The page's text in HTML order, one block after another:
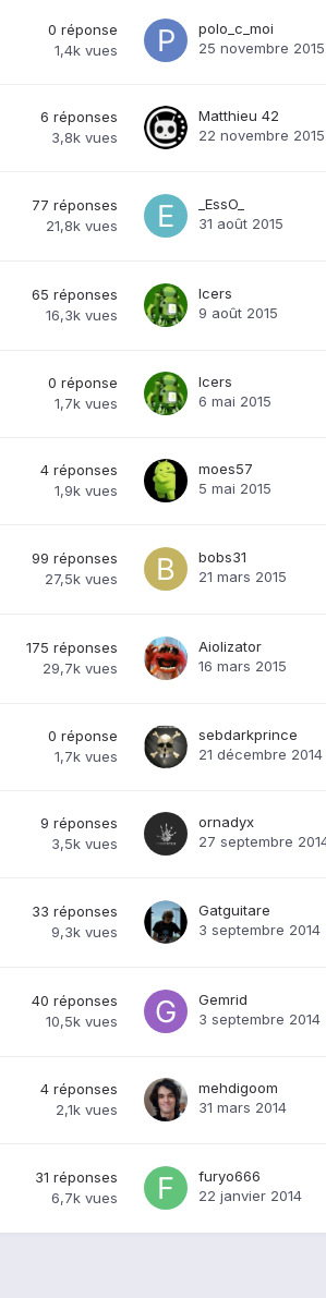
0 réponse
1,4k vues
polo_c_moi
25 novembre 2015
6 réponses
3,8k vues
Matthieu 42
22 novembre 2015
77 réponses
21,8k vues
_EssO_
31 août 2015
65 réponses
16,3k vues
Icers
9 août 2015
0 réponse
1,7k vues
Icers
6 mai 2015
4 réponses
1,9k vues
moes57
5 mai 2015
99 réponses
27,5k vues
bobs31
21 mars 2015
175 réponses
29,7k vues
Aiolizator
16 mars 2015
0 réponse
1,7k vues
sebdarkprince
21 décembre 2014
9 réponses
3,5k vues
ornadyx
27 septembre
33 réponses
9,3k vues
Gatguitare
3 septembre 2014
40 réponses
10,5k vues
Gemrid
3 septembre 2014
4 réponses
2,1k vues
mehdigoom
31 mars 2014
31 réponses
6,7k vues
furyo666
22 janvier 2014